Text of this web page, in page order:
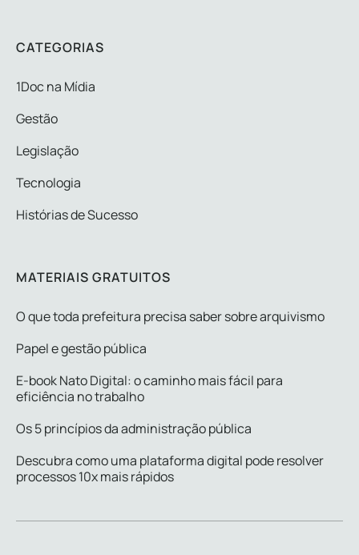
CATEGORIAS
1Doc na Mídia
Gestão
Legislação
Tecnologia
Histórias de Sucesso
MATERIAIS GRATUITOS
O que toda prefeitura precisa saber sobre arquivismo
Papel e gestão pública
E-book Nato Digital: o caminho mais fácil para
eficiência no trabalho
Os 5 princípios da administração pública
Descubra como uma plataforma digital pode resolver
processos 10x mais rápidos